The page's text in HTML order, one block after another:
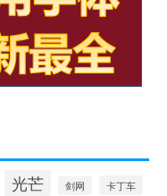
光芒 剑网 卡丁车